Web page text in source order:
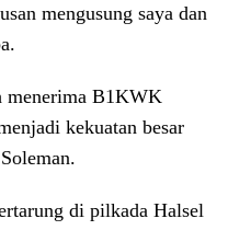
mengusung saya dan
menerima B1KWK
kekuatan besar
di pilkada Halsel